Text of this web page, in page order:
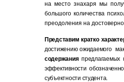
на место знахаря мы
большого количества
преодоления на
Представим кратко
достижению ожидаемого
содержанияпредлагаемых
эффективности
субъектности студента.